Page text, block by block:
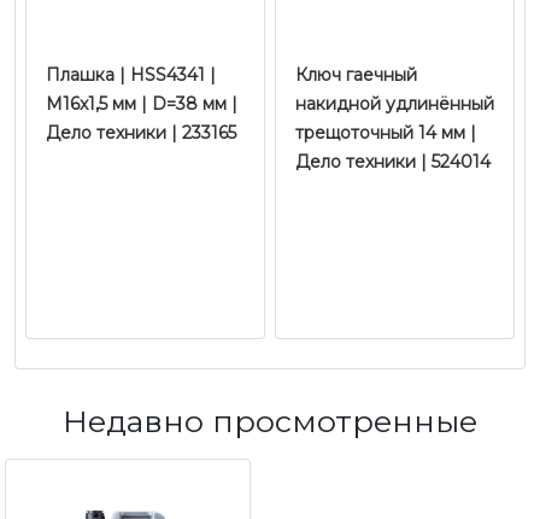
Плашка | HSS4341 |
M16x1,5 мм | D=38 мм |
Дело техники | 233165
Ключ гаечный
накидной удлинённый
трещоточный 14 мм |
Дело техники | 524014
Недавно просмотренные